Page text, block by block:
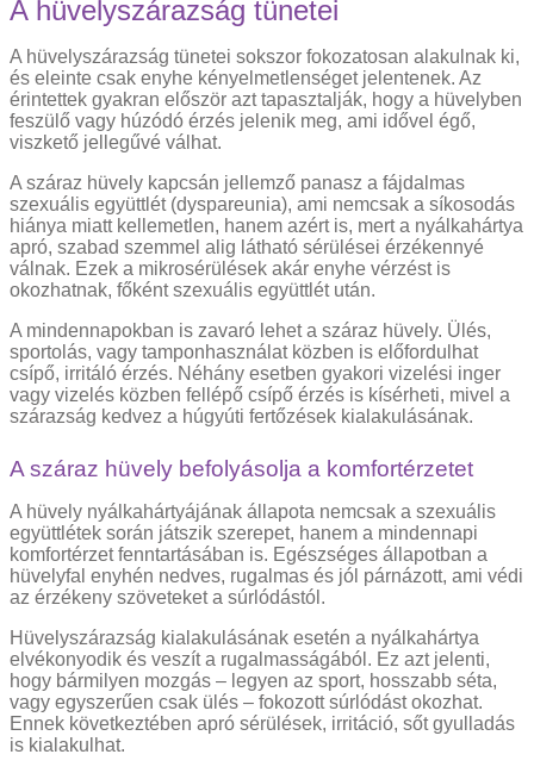
A hüvelyszárazság tünetei
A hüvelyszárazság tünetei sokszor fokozatosan alakulnak ki,
és eleinte csak enyhe kényelmetlenséget jelentenek. Az
érintettek gyakran először azt tapasztalják, hogy a hüvelyben
feszülő vagy húzódó érzés jelenik meg, ami idővel égő,
viszkető jellegűvé válhat.
A száraz hüvely kapcsán jellemző panasz a fájdalmas
szexuális együttlét (dyspareunia), ami nemcsak a síkosodás
hiánya miatt kellemetlen, hanem azért is, mert a nyálkahártya
apró, szabad szemmel alig látható sérülései érzékennyé
válnak. Ezek a mikrosérülések akár enyhe vérzést is
okozhatnak, főként szexuális együttlét után.
A mindennapokban is zavaró lehet a száraz hüvely. Ülés,
sportolás, vagy tamponhasználat közben is előfordulhat
csípő, irritáló érzés. Néhány esetben gyakori vizelési inger
vagy vizelés közben fellépő csípő érzés is kísérheti, mivel a
szárazság kedvez a húgyúti fertőzések kialakulásának.
A száraz hüvely befolyásolja a komfortérzetet
A hüvely nyálkahártyájának állapota nemcsak a szexuális
együttlétek során játszik szerepet, hanem a mindennapi
komfortérzet fenntartásában is. Egészséges állapotban a
hüvelyfal enyhén nedves, rugalmas és jól párnázott, ami védi
az érzékeny szöveteket a súrlódástól.
Hüvelyszárazság kialakulásának esetén a nyálkahártya
elvékonyodik és veszít a rugalmasságából. Ez azt jelenti,
hogy bármilyen mozgás – legyen az sport, hosszabb séta,
vagy egyszerűen csak ülés – fokozott súrlódást okozhat.
Ennek következtében apró sérülések, irritáció, sőt gyulladás
is kialakulhat.